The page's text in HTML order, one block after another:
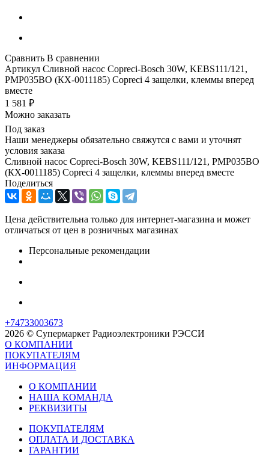
Сравнить В сравнении
Артикул Сливной насос Copreci-Bosch 30W, KEBS111/121,
PMP035BO (КХ-0011185) Copreci 4 защелки, клеммы вперед
вместе
1 581 ₽
Можно заказать
Под заказ
Наши менеджеры обязательно свяжутся с вами и уточнят
условия заказа
Сливной насос Copreci-Bosch 30W, KEBS111/121, PMP035BO
(КХ-0011185) Copreci 4 защелки, клеммы вперед вместе
Поделиться
Цена действительна только для интернет-магазина и может
отличаться от цен в розничных магазинах
Персональные рекомендации
+74733003673
2026 © Супермаркет Радиоэлектроники РЭССИ
О КОМПАНИИ
ПОКУПАТЕЛЯМ
ИНФОРМАЦИЯ
О КОМПАНИИ
НАША КОМАНДА
РЕКВИЗИТЫ
ПОКУПАТЕЛЯМ
ОПЛАТА И ДОСТАВКА
ГАРАНТИИ